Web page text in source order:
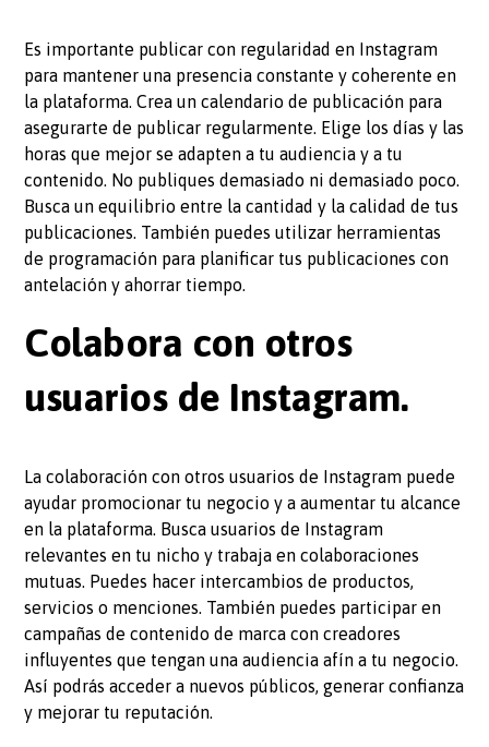
Es importante publicar con regularidad en Instagram
para mantener una presencia constante y coherente en
la plataforma. Crea un calendario de publicación para
asegurarte de publicar regularmente. Elige los días y las
horas que mejor se adapten a tu audiencia y a tu
contenido. No publiques demasiado ni demasiado poco.
Busca un equilibrio entre la cantidad y la calidad de tus
publicaciones. También puedes utilizar herramientas
de programación para planificar tus publicaciones con
antelación y ahorrar tiempo.
Colabora con otros
usuarios de Instagram.
La colaboración con otros usuarios de Instagram puede
ayudar promocionar tu negocio y a aumentar tu alcance
en la plataforma. Busca usuarios de Instagram
relevantes en tu nicho y trabaja en colaboraciones
mutuas. Puedes hacer intercambios de productos,
servicios o menciones. También puedes participar en
campañas de contenido de marca con creadores
influyentes que tengan una audiencia afín a tu negocio.
Así podrás acceder a nuevos públicos, generar confianza
y mejorar tu reputación.